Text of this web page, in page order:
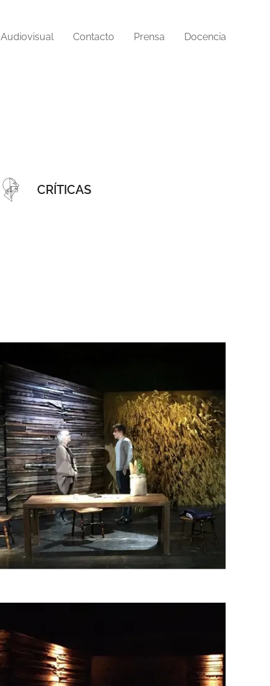
Audiovisual Contacto Prensa Docencia
CRÍTICAS